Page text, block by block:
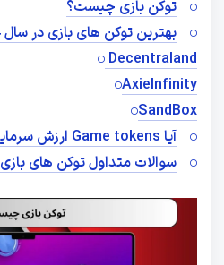
توکن بازی چیست؟
بهترین توکن های بازی در سال 2024
Decentraland
AxieInfinity
SandBox
آیا Game tokens ارزش سرمایه گذاری دارند؟
سوالات متداول توکن های بازی